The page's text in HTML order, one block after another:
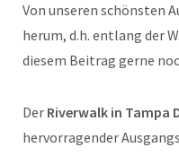
Von unseren schönsten
herum, d.h. entlang der
diesem Beitrag gerne
Der Riverwalk in Tampa
hervorragender